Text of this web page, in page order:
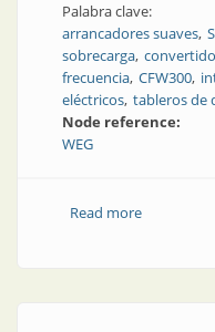
Palabra clave:
arrancadores suaves
sobrecarga
frecuencia CFW300
eléctricos tableros de
Node reference:
WEG
Read moreabout